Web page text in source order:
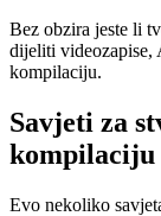
Bez obzira jeste li
dijeliti videozapise,
kompilaciju.
Savjeti za
kompilaciju
Evo nekoliko